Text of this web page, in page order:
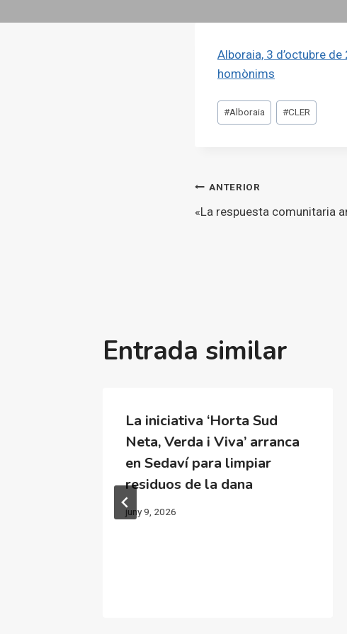
Alboraia, 3 d’octubre
homònims
Etiquetes
d'entrada
#Alboraia #CLER
Navegació
ANTERIOR
«La respuesta comunitaria
Entrada similar
La iniciativa ‘Horta Sud
Neta, Verda i Viva’ arranca
en Sedaví para limpiar
residuos de la dana
juny 9, 2026